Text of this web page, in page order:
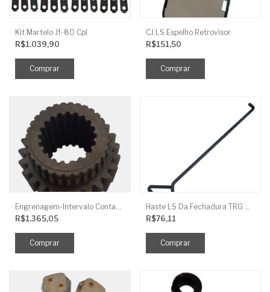
Kit Martelo Jf-80 Cpl
R$1.039,90
CJ LS Espelho Retrovisor
R$151,50
R$1.365,05
R$76,11